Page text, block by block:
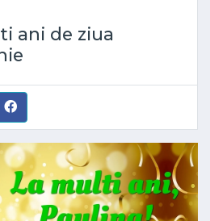
ani de ziua